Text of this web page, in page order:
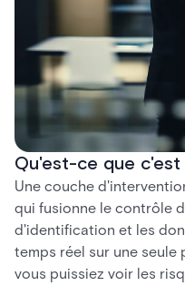
Qu'est-ce que c'est
Une couche
qui fusionne le contrôle
d'identification et les
temps réel sur une seule
vous puissiez voir les